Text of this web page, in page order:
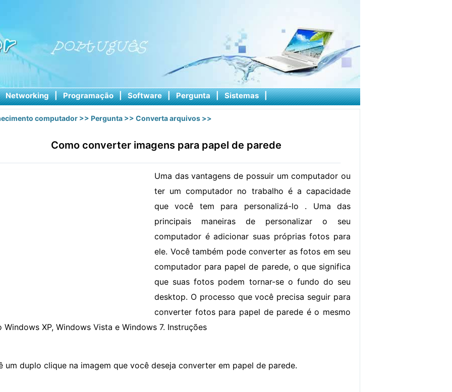
Networking | Programação | Software | Pergunta | Sistemas |
computador >> Pergunta >> Converta arquivos >>
Como converter imagens para papel de parede
Uma das vantagens de possuir um computador ou
ter um computador no trabalho é a capacidade
que você tem para personalizá-lo . Uma das
principais maneiras de personalizar o seu
computador é adicionar suas próprias fotos para
ele. Você também pode converter as fotos em seu
computador para papel de parede, o que significa
que suas fotos podem tornar-se o fundo do seu
desktop. O processo que você precisa seguir para
converter fotos para papel de parede é o mesmo
Windows XP, Windows Vista e Windows 7. Instruções
um duplo clique na imagem que você deseja converter em papel de parede.